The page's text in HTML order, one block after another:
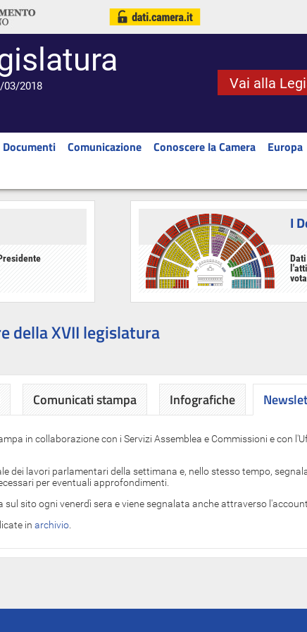
03/2018 Vai alla
Documenti Comunicazione Conoscere la Camera Europa
I
della XVII legislatura
Comunicati stampa Infografiche
in collaborazione con i Servizi Assemblea e Commissioni e con
dei lavori parlamentari della settimana e, nello stesso tempo,
per eventuali approfondimenti.
sul sito ogni venerdì sera e viene segnalata anche attraverso l'account
in archivio